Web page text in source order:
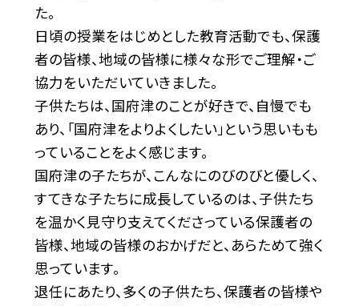
た。
日頃の授業をはじめとした教育活動でも、保護
者の皆様、地域の皆様に様々な形でご理解・ご
協力をいただいていきました。
子供たちは、国府津のことが好きで、自慢でも
あり、「国府津をよりよくしたい」という思いもも
っていることをよく感じます。
国府津の子たちが、こんなにのびのびと優しく、
すてきな子たちに成長しているのは、子供たち
を温かく見守り支えてくださっている保護者の
皆様、地域の皆様のおかげだと、あらためて強く
思っています。
退任にあたり、多くの子供たち、保護者の皆様や